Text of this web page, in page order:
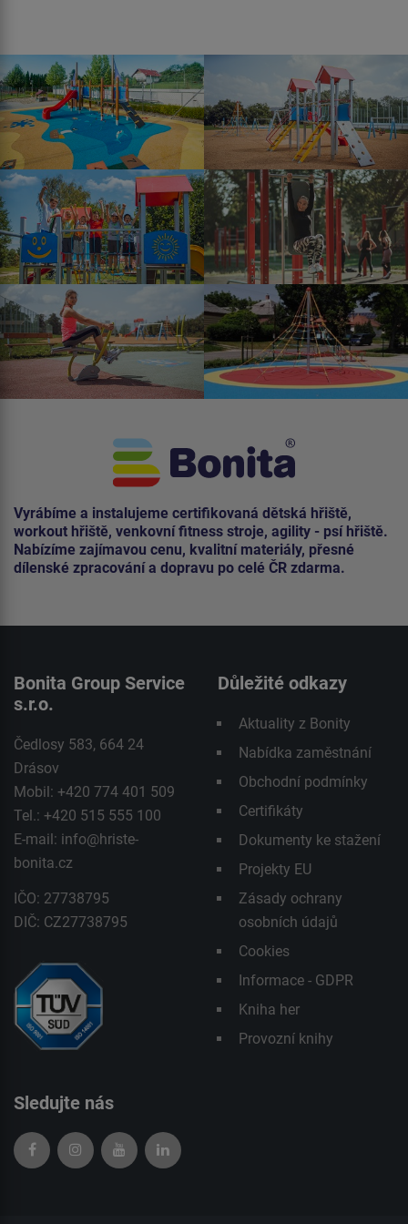
Vyrábíme a instalujeme certifikovaná dětská hřiště,
workout hřiště, venkovní fitness stroje, agility - psí hřiště.
Nabízíme zajímavou cenu, kvalitní materiály, přesné
dílenské zpracování a dopravu po celé ČR zdarma.
Bonita Group Service
s.r.o.
Čedlosy 583, 664 24
Drásov
Mobil: +420 774 401 509
Tel.: +420 515 555 100
E-mail: info@hriste-
bonita.cz
IČO: 27738795
DIČ: CZ27738795
Důležité odkazy
Aktuality z Bonity
Nabídka zaměstnání
Obchodní podmínky
Certifikáty
Dokumenty ke stažení
Projekty EU
Zásady ochrany
osobních údajů
Cookies
Informace - GDPR
Kniha her
Provozní knihy
Sledujte nás